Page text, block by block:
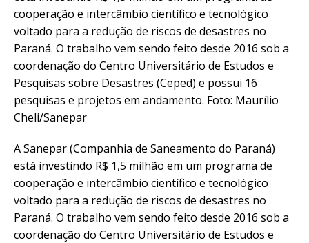
A Sanepar (Companhia de Saneamento do Paraná)
está investindo R$ 1,5 milhão em um programa de
cooperação e intercâmbio científico e tecnológico
voltado para a redução de riscos de desastres no
Paraná. O trabalho vem sendo feito desde 2016 sob a
coordenação do Centro Universitário de Estudos e